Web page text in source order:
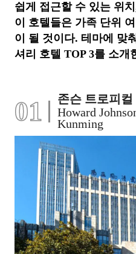
쉽게 접근할 수 있는 위
이 호텔들은 가족 단위
이 될 것이다. 테마에 맞
셔리 호텔 TOP 3를 소개
01
존슨 트로피
Howard
Kunming